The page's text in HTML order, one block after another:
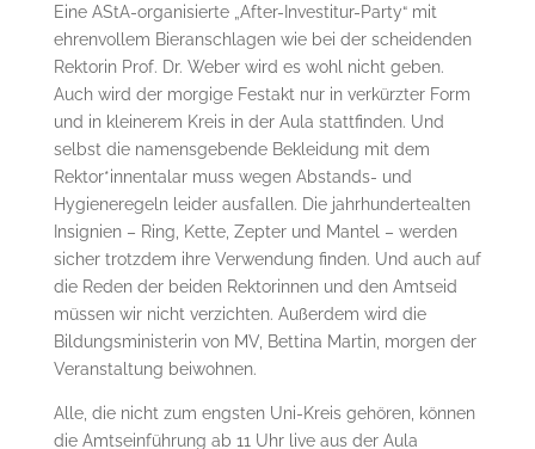
Eine AStA-organisierte „After-Investitur-Party“ mit
ehrenvollem Bieranschlagen wie bei der scheidenden
Rektorin Prof. Dr. Weber wird es wohl nicht geben.
Auch wird der morgige Festakt nur in verkürzter Form
und in kleinerem Kreis in der Aula stattfinden. Und
selbst die namensgebende Bekleidung mit dem
Rektor*innentalar muss wegen Abstands- und
Hygieneregeln leider ausfallen. Die jahrhundertealten
Insignien – Ring, Kette, Zepter und Mantel – werden
sicher trotzdem ihre Verwendung finden. Und auch auf
die Reden der beiden Rektorinnen und den Amtseid
müssen wir nicht verzichten. Außerdem wird die
Bildungsministerin von MV, Bettina Martin, morgen der
Veranstaltung beiwohnen.
Alle, die nicht zum engsten Uni-Kreis gehören, können
die Amtseinführung ab 11 Uhr live aus der Aula